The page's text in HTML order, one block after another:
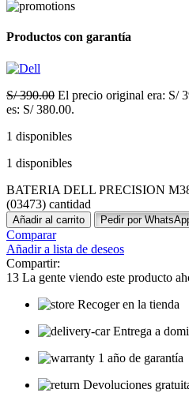
Productos con garantía
S/390.00 El precio original era: S/
es: S/ 380.00.
1 disponibles
1 disponibles
BATERIA DELL PRECISION
(03473) cantidad
Añadir al carrito Pedir por
Comparar
Añadir a lista de deseos
Compartir:
13 La gente viendo este producto
Recoger en la tienda
Entrega a
1 año de garantía
Devoluciones